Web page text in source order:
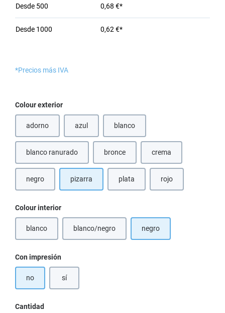
Desde 500 0,68 €*
Desde 1000 0,62 €*
*Precios más IVA
Seleccione
Colour exterior
adorno azul(Esta opción no está disponible en este momento.)
blanco(Esta opción no está disponible en
blanco ranurado bronce(Esta opción no está disponible en este
crema(Esta opción no está
negro pizarra plata rojo
Seleccione
Colour interior
blanco(Esta opción no está disponible en este momento.)
blanco/negro
(Esta opción no está disponible en este
negro
Seleccione
Con impresión
no sí
Cantidad